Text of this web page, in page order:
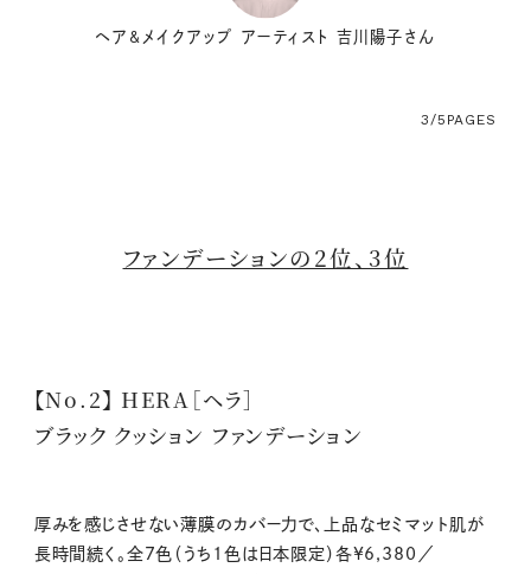
ヘア&メイクアップ アーティスト 吉川陽子さん
3/5 PAGES
ファンデーションの2位、3位
【No.2】 HERA［ヘラ］
ブラック クッション ファンデーション
厚みを感じさせない薄膜のカバー力で、上品なセミマット肌が
長時間続く。全7色（うち1色は日本限定）各¥6,380／